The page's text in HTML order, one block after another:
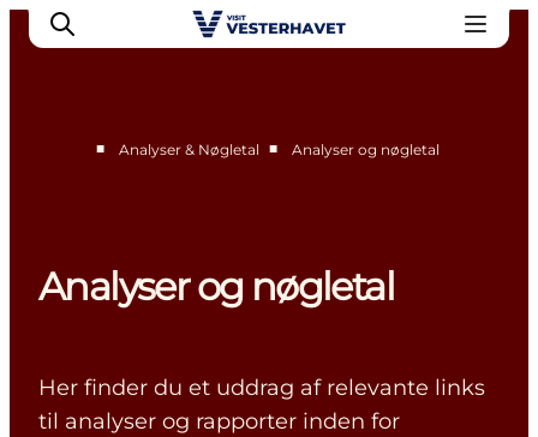
Projekter
Medlemskab
Om os
■ Analyser & Nøgletal ■ Analyser og nøgletal
Analyser og nøgletal
Her finder du et uddrag af relevante links
til analyser og rapporter inden for